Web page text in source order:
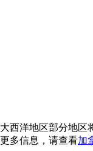
西洋地区部分地
多信息，请查看加